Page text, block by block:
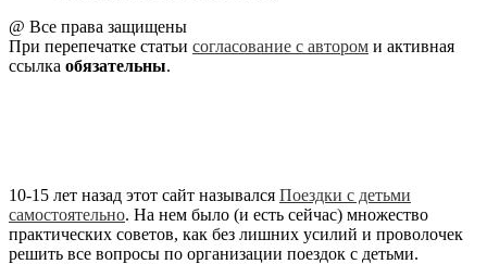
@ Все права защищены
При перепечатке статьи согласование с автором и активная
ссылка обязательны.
10-15 лет назад этот сайт назывался Поездки с детьми
самостоятельно. На нем было (и есть сейчас) множество
практических советов, как без лишних усилий и проволочек
решить все вопросы по организации поездок с детьми.